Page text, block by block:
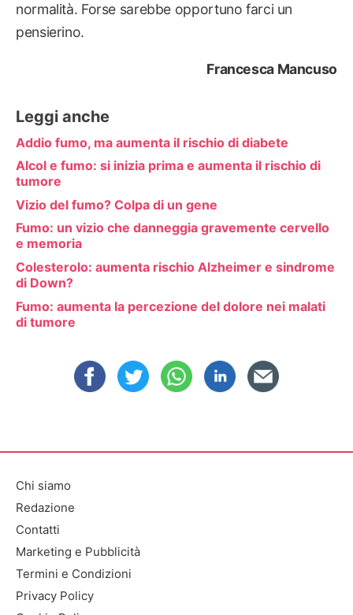
normalità. Forse sarebbe opportuno farci un
pensierino.
Francesca Mancuso
Leggi anche
Addio fumo, ma aumenta il rischio di diabete
Alcol e fumo: si inizia prima e aumenta il rischio di
tumore
Vizio del fumo? Colpa di un gene
Fumo: un vizio che danneggia gravemente cervello
e memoria
Colesterolo: aumenta rischio Alzheimer e sindrome
di Down?
Fumo: aumenta la percezione del dolore nei malati
di tumore
Chi siamo
Redazione
Contatti
Marketing e Pubblicità
Termini e Condizioni
Privacy Policy